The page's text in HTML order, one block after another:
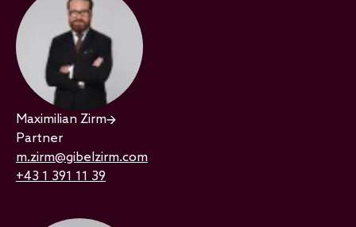
Maximilian Zirm
Partner
m.zirm@gibelzirm.com
+43 1 391 11 39